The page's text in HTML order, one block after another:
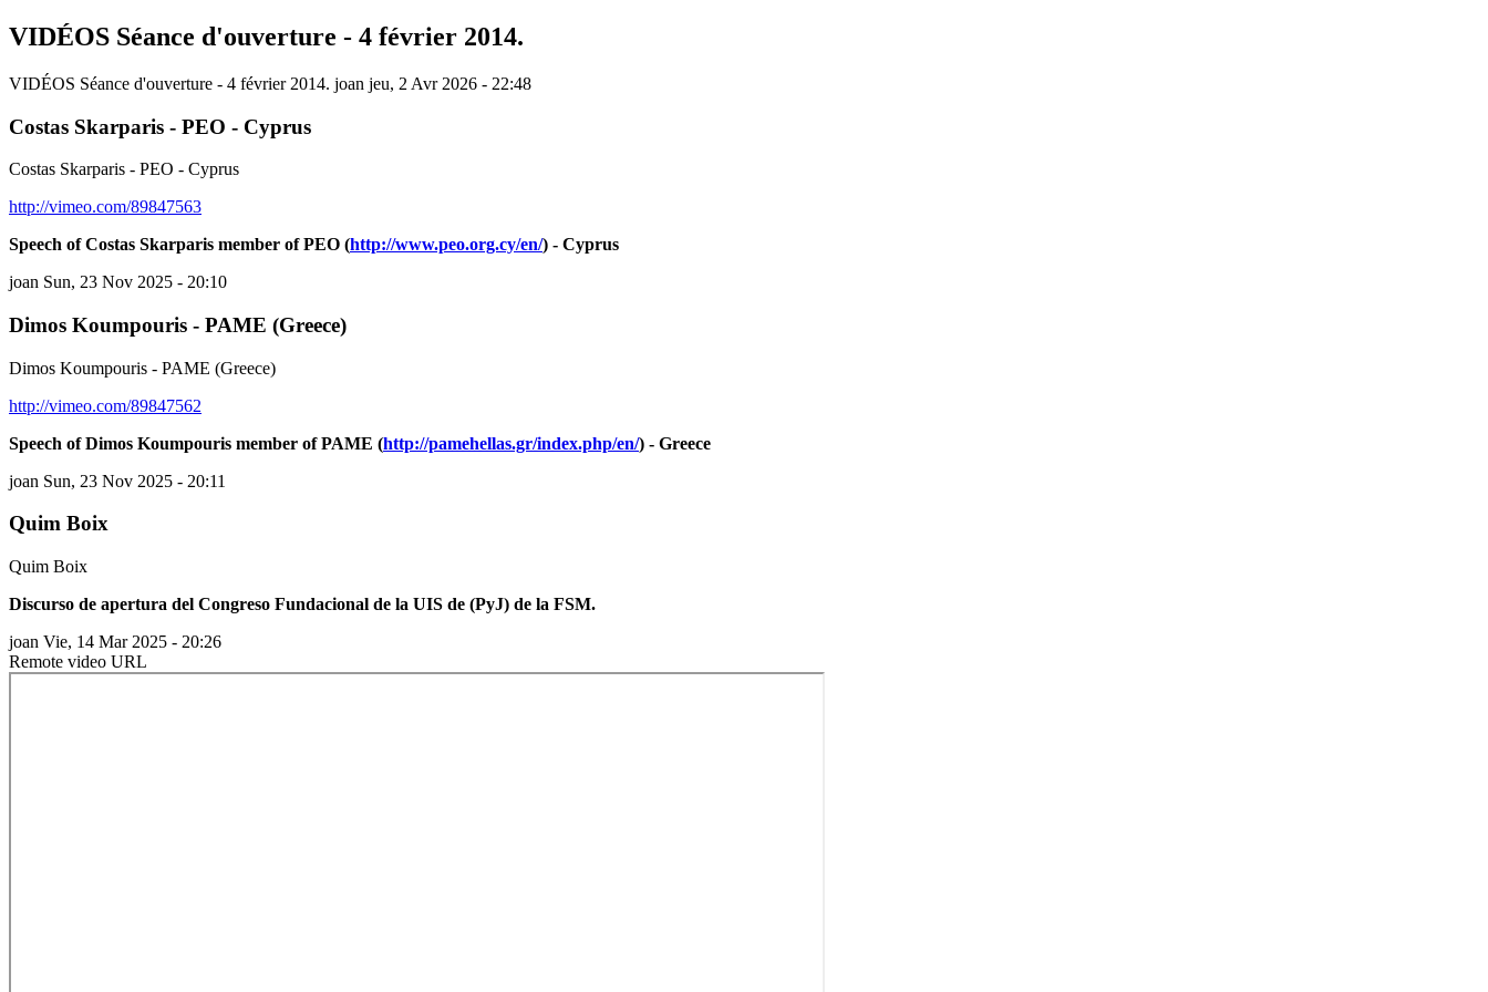
VIDÉOS Séance d'ouverture - 4 février 2014.
VIDÉOS Séance d'ouverture - 4 février 2014. joan jeu, 2 Avr 2026 - 22:48
Costas Skarparis - PEO - Cyprus
Costas Skarparis - PEO - Cyprus
http://vimeo.com/89847563
Speech of Costas Skarparis member of PEO (http://www.peo.org.cy/en/) - Cyprus
joan Sun, 23 Nov 2025 - 20:10
Dimos Koumpouris - PAME (Greece)
Dimos Koumpouris - PAME (Greece)
http://vimeo.com/89847562
Speech of Dimos Koumpouris member of PAME (http://pamehellas.gr/index.php/en/) - Greece
joan Sun, 23 Nov 2025 - 20:11
Quim Boix
Quim Boix
Discurso de apertura del Congreso Fundacional de la UIS de (PyJ) de la FSM.
joan Vie, 14 Mar 2025 - 20:26
Remote video URL